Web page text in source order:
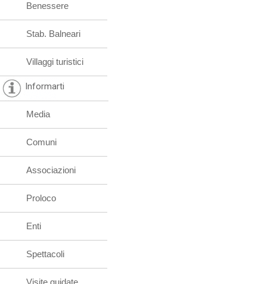
Benessere
Stab. Balneari
Villaggi turistici
Informarti
Media
Comuni
Associazioni
Proloco
Enti
Spettacoli
Visite guidate